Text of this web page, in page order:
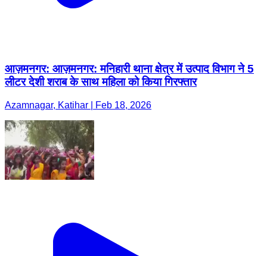
आज़मनगर: आज़मनगर: मनिहारी थाना क्षेत्र में उत्पाद विभाग ने 5
लीटर देशी शराब के साथ महिला को किया गिरफ्तार
Azamnagar, Katihar | Feb 18, 2026